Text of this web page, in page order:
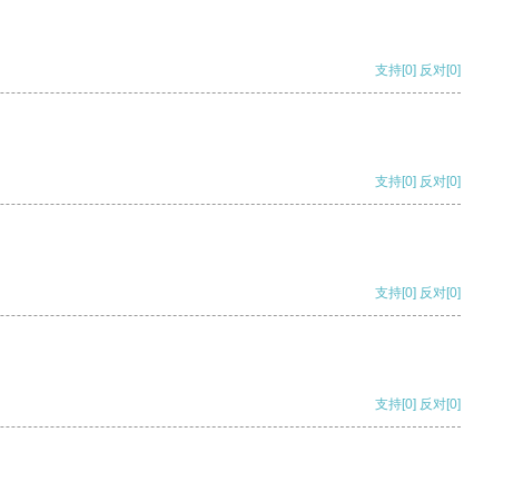
支持[0] 反对[0]
支持[0] 反对[0]
支持[0] 反对[0]
支持[0] 反对[0]